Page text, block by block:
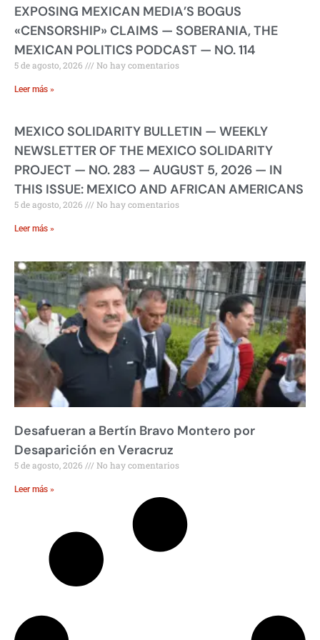
EXPOSING MEXICAN MEDIA’S BOGUS
«CENSORSHIP» CLAIMS — SOBERANIA, THE
MEXICAN POLITICS PODCAST — NO. 114
5 de agosto, 2026 No hay comentarios
Leer más »
MEXICO SOLIDARITY BULLETIN — WEEKLY
NEWSLETTER OF THE MEXICO SOLIDARITY
PROJECT — NO. 283 — AUGUST 5, 2026 — IN
THIS ISSUE: MEXICO AND AFRICAN AMERICANS
5 de agosto, 2026 No hay comentarios
Leer más »
Desafueran a Bertín Bravo Montero por
Desaparición en Veracruz
5 de agosto, 2026 No hay comentarios
Leer más »